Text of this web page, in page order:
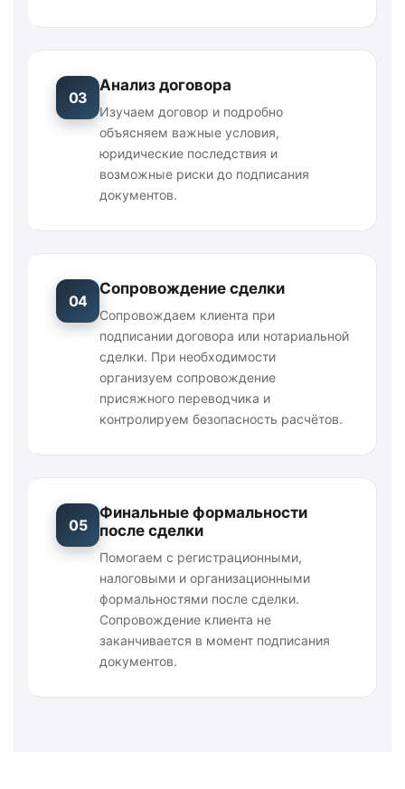
03
Анализ договора
Изучаем договор и подробно
объясняем важные условия,
юридические последствия и
возможные риски до подписания
документов.
04
Сопровождение сделки
Сопровождаем клиента при
подписании договора или нотариальной
сделки. При необходимости
организуем сопровождение
присяжного переводчика и
контролируем безопасность расчётов.
05
Финальные формальности
после сделки
Помогаем с регистрационными,
налоговыми и организационными
формальностями после сделки.
Сопровождение клиента не
заканчивается в момент подписания
документов.